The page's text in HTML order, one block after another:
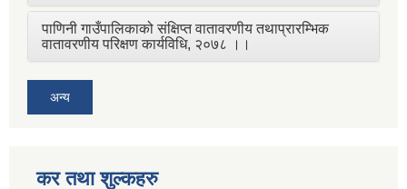
पाणिनी गाउँपालिकाको संक्षिप्त वातावरणीय तथाप्रारम्भिक
वातावरणीय परिक्षण कार्यविधि, २०७८ ।।
अन्य
कर तथा शुल्कहरु